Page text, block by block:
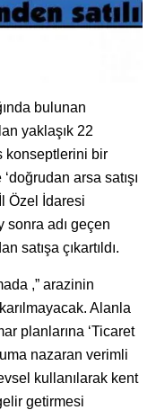
bulunan
yaklaşık 22
konseptlerini bir
arsa satışı
Özel İdaresi
sonra adı geçen
satışa çıkartıldı.
,” arazinin
Alanla
planlarına ‘Ticaret
nazaran verimli
kullanılarak kent
getirmesi